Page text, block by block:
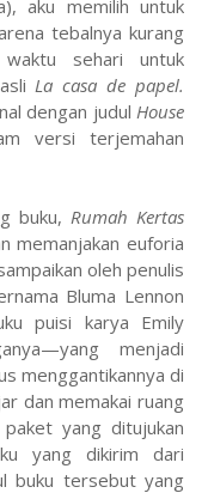
aku memilih untuk
tebalnya kurang
sehari untuk
asliLa casa de papel.
dengan judul House
versi terjemahan
buku, Rumah Kertas
memanjakan euforia
oleh penulis
Bluma Lennon
puisi karya Emily
menjadi
menggantikannya di
dan memakai ruang
yang ditujukan
yang dikirim dari
buku tersebut yang